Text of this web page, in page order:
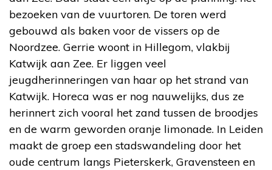
bezoeken van de vuurtoren. De toren werd
gebouwd als baken voor de vissers op de
Noordzee. Gerrie woont in Hillegom, vlakbij
Katwijk aan Zee. Er liggen veel
jeugdherinneringen van haar op het strand van
Katwijk. Horeca was er nog nauwelijks, dus ze
herinnert zich vooral het zand tussen de broodjes
en de warm geworden oranje limonade. In Leiden
maakt de groep een stadswandeling door het
oude centrum langs Pieterskerk, Gravensteen en